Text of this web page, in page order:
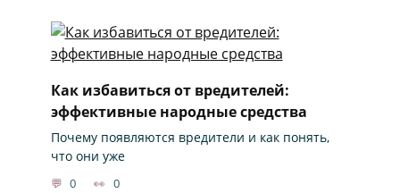
Как избавиться от вредителей:
эффективные народные средства
Почему появляются вредители и как понять,
что они уже
0 0